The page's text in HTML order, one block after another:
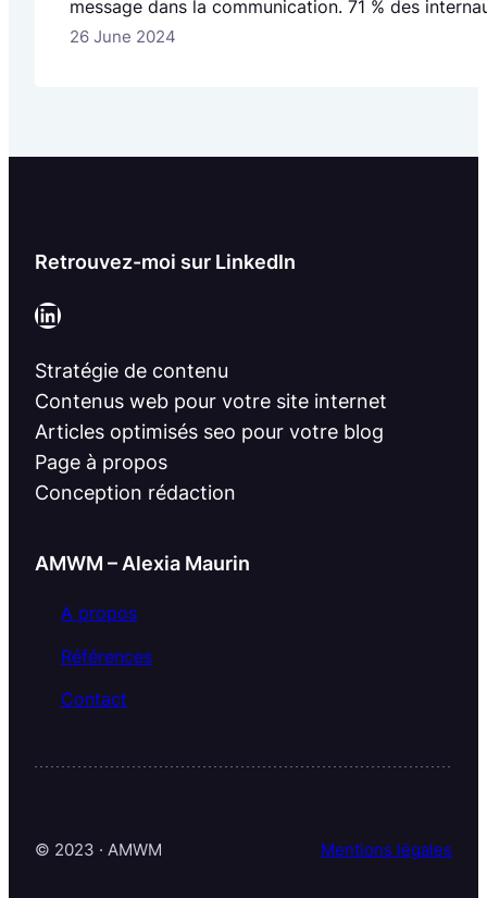
message dans la communication. 71 % des
Copywriting aura donc davantage…
26 June 2024
Retrouvez-moi sur LinkedIn
LinkedIn
Stratégie de contenu
Contenus web pour votre site internet
Articles optimisés seo pour votre blog
Page à propos
Conception rédaction
AMWM – Alexia Maurin
A propos
Références
Contact
© 2023 · AMWM Mentions légales